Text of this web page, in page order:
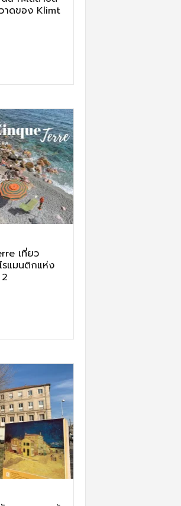
าดของ Klimt
เที่ยว
รแมนติกแห่ง